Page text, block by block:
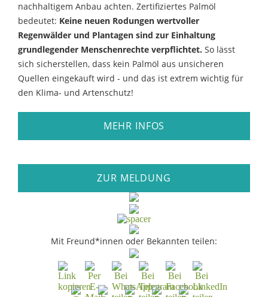
nachhaltigem Anbau achten. Zertifiziertes Palmöl
bedeutet: Keine neuen Rodungen wertvoller
Regenwälder und Plantagen sind zur Einhaltung
grundlegender Menschenrechte verpflichtet. So lässt
sich sicherstellen, dass kein Palmöl aus unsicheren
Quellen eingekauft wird - und das ist extrem wichtig für
den Klima- und Artenschutz!
MEHR INFOS
ZUR MELDUNG
Mit Freund*innen oder Bekannten teilen: